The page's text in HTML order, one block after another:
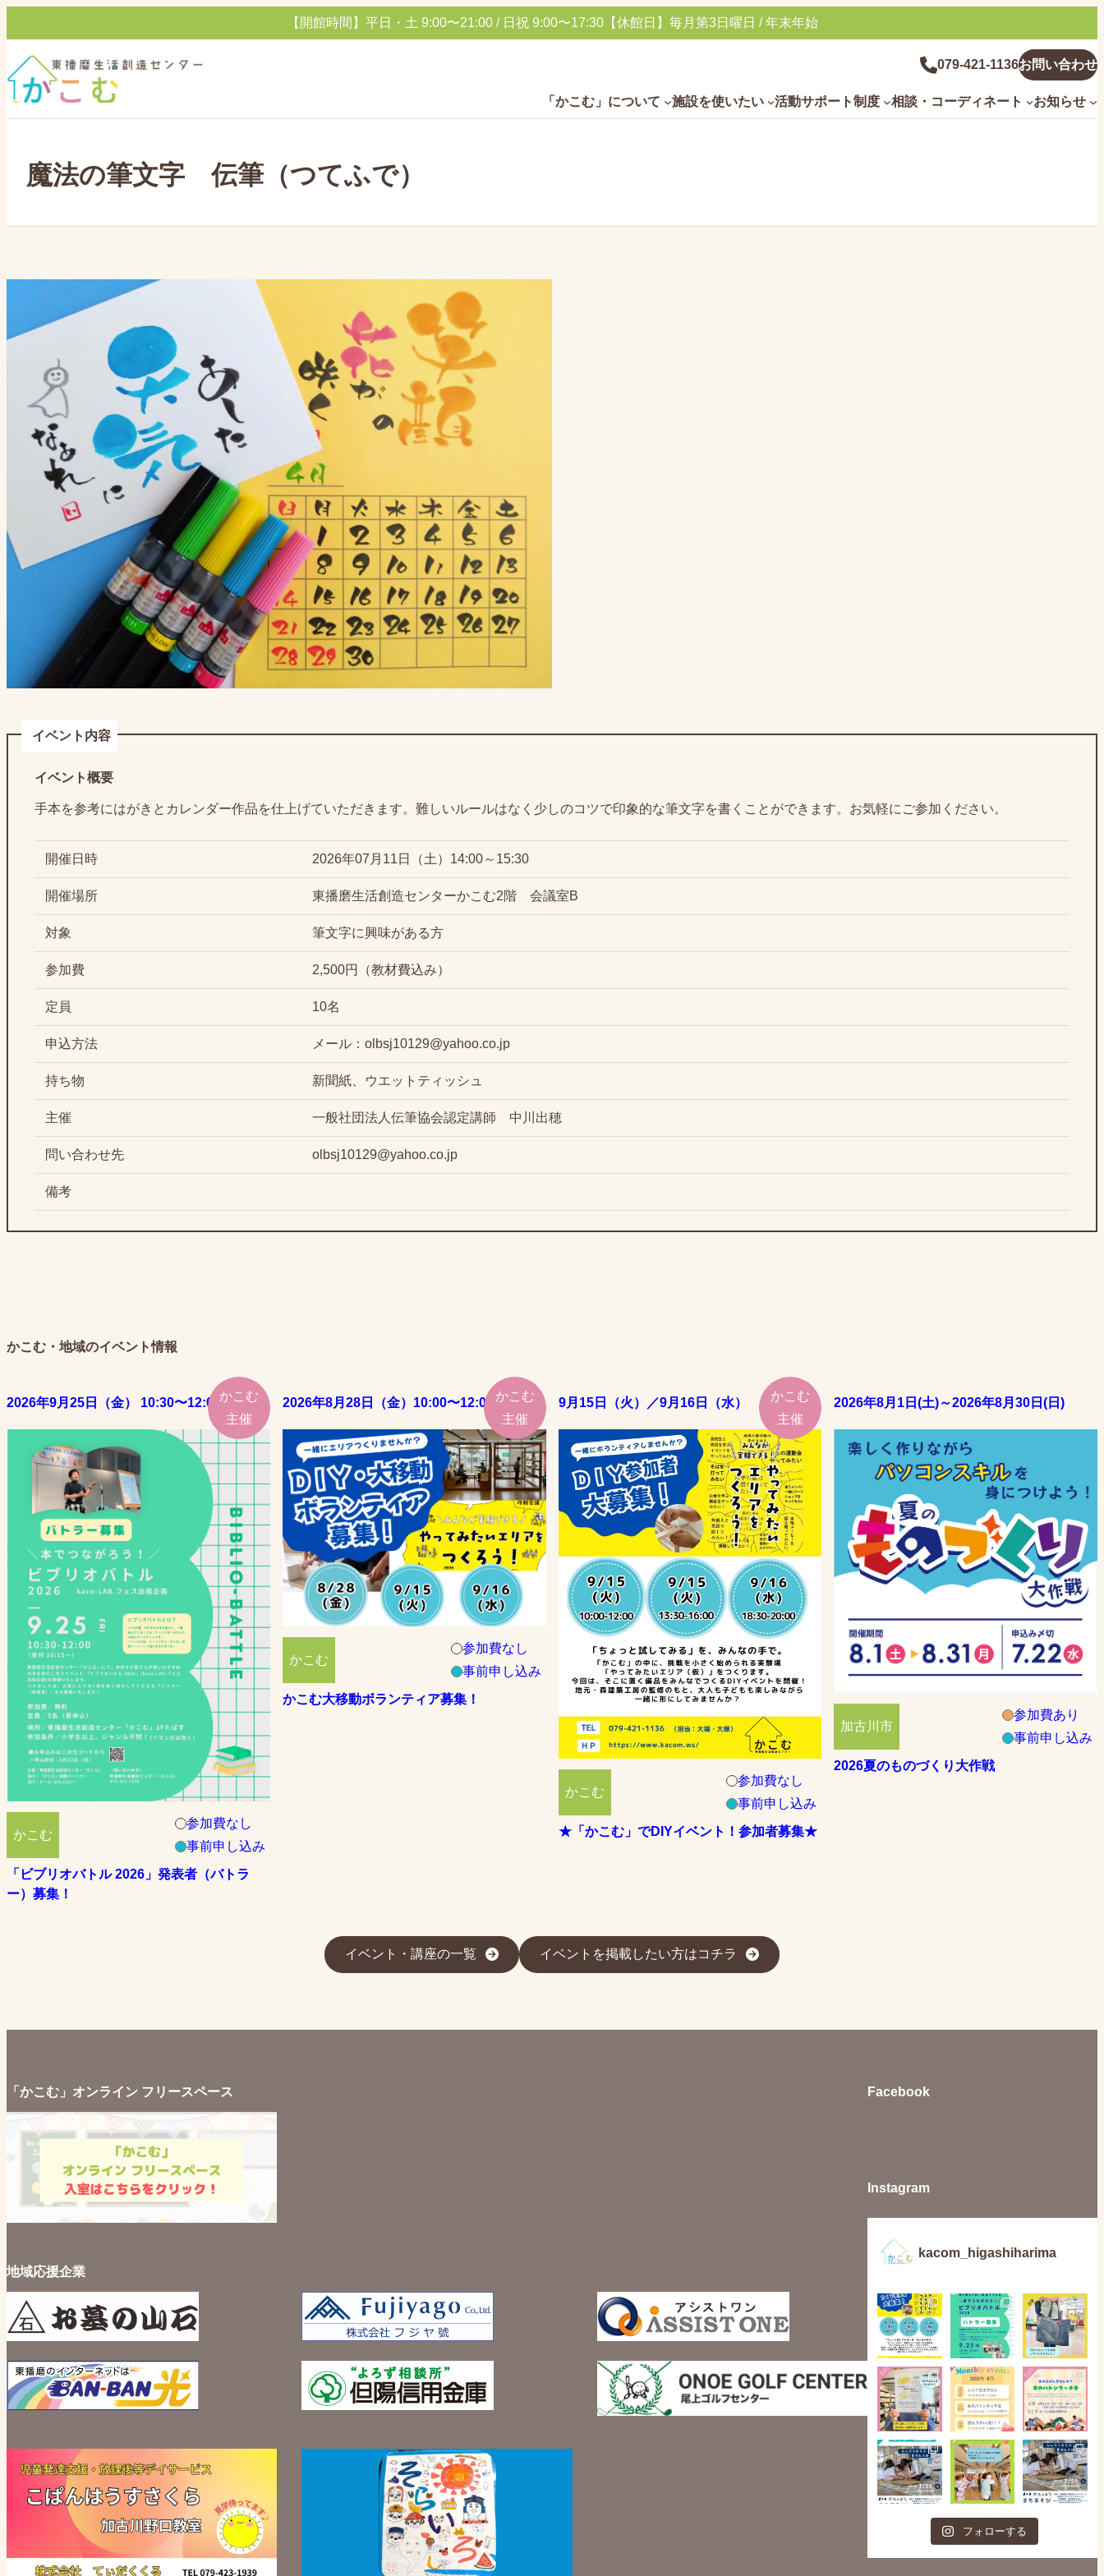
容
ス
【開館時間】平日・土 9:00〜21:00 / 日祝 9:00〜17:30【休館日】毎月第3日曜日 / 年末年始
079-421-1136
グ
お問い合わせ
「かこむ」について 施設を使いたい 活動サポート制度 相談・コーディネート お知らせ
魔法の筆文字 伝筆（つてふで）
イベント内容
イベント概要
手本を参考にはがきとカレンダー作品を仕上げていただきます。難しいルールはなく少しのコツで印象的な筆文字を書くことができます。お気軽にご参加ください。
開催日時 2026年07月11日（土）14:00～15:30
開催場所 東播磨生活創造センターかこむ2階 会議室B
対象 筆文字に興味がある方
参加費 2,500円（教材費込み）
定員 10名
申込方法 メール：olbsj10129@yahoo.co.jp
持ち物 新聞紙、ウエットティッシュ
主催 一般社団法人伝筆協会認定講師 中川出穂
問い合わせ先 olbsj10129@yahoo.co.jp
備考
かこむ・地域のイベント情報
2026年9月25日（金） 10:30〜12:00かこむ
主催
かこむ
参加費なし
事前申し込み
「ビブリオバトル 2026」発表者（バトラ
ー）募集！
2026年8月28日（金）10:00〜12:00
かこむ
主催
かこむ
参加費なし
事前申し込み
かこむ大移動ボランティア募集！
9月15日（火）／9月16日（水）
かこむ
主催
かこむ
参加費なし
事前申し込み
★「かこむ」でDIYイベント！参加者募集★
2026年8月1日(土)～2026年8月30日(日)
加古川市
参加費あり
事前申し込み
2026夏のものづくり大作戦
イベント・講座の一覧 イベントを掲載したい方はコチラ
「かこむ」オンライン フリースペース
地域応援企業
Facebook
Instagram
kacom_higashiharima
フォローする